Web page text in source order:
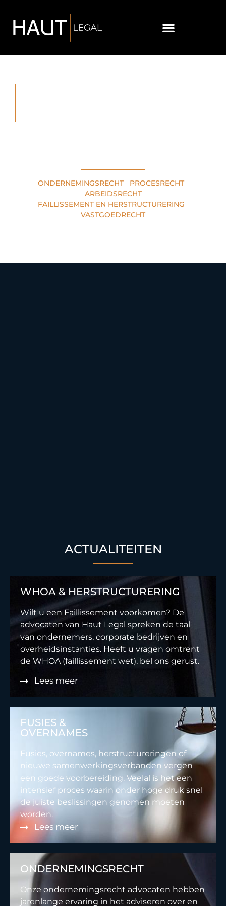
ONDERNEMINGSRECHT• PROCESRECHT•
ARBEIDSRECHT
FAILLISSEMENT EN HERSTRUCTURERING
VASTGOEDRECHT
ACTUALITEITEN
WHOA & HERSTRUCTURERING
Wilt u een Faillissement voorkomen? De
advocaten van Haut Legal spreken de taal
van ondernemers, corporate bedrijven en
overheidsinstanties. Heeft u vragen omtrent
de WHOA (faillissement wet), bel ons gerust.
Lees meer
FUSIES &
OVERNAMES
Fusies, overnames, herstructureringen of
nieuwe samenwerkingsverbanden vergen
een goede voorbereiding. Veelal is het een
intensief proces waarin onder hoge druk snel
de juiste beslissingen genomen moeten
worden.
Lees meer
ONDERNEMINGSRECHT
Onze ondernemingsrecht advocaten hebben
jarenlange ervaring in het adviseren over en